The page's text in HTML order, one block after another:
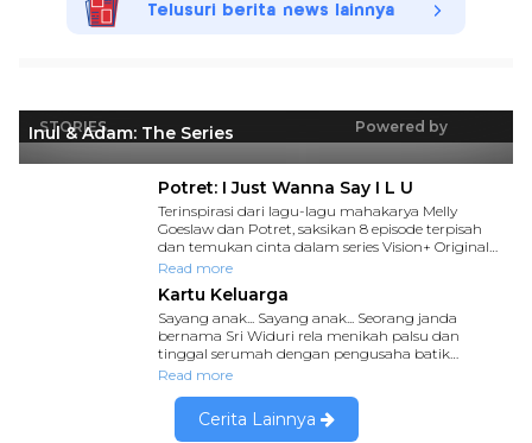
Telusuri berita news lainnya